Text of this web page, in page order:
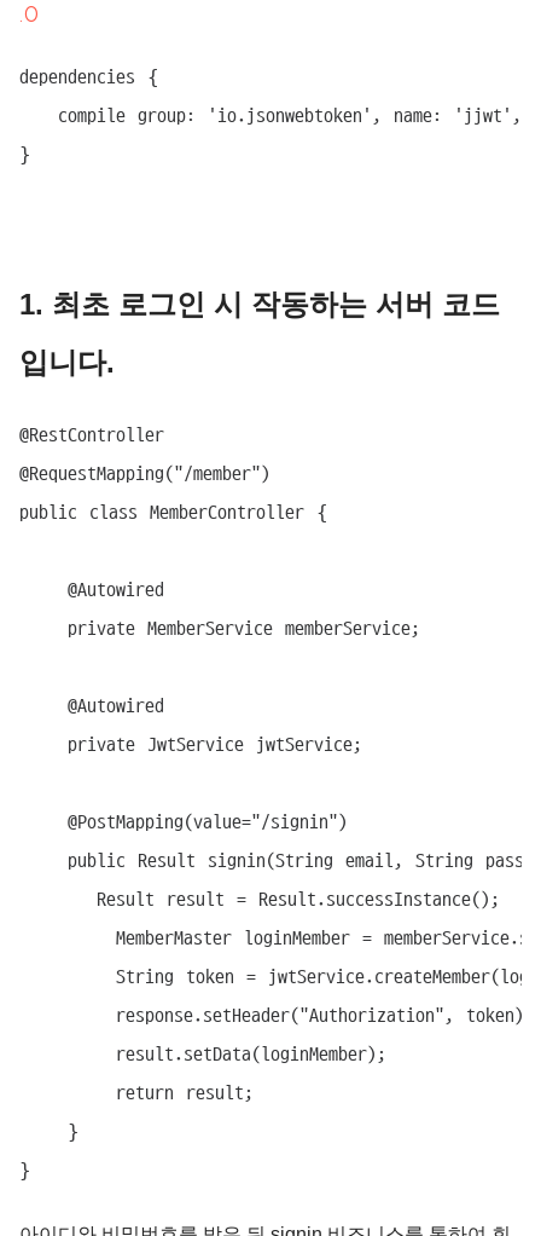
.0
dependencies {
1. 최초 로그인 시 작동하는 서버 코드
입니다.
@RestController
@RequestMapping("/member")
public class MemberController {
    @Autowired
    private MemberService memberService;
    @Autowired
    private JwtService jwtService;
    @PostMapping(value="/signin")
public Result signin(String email, String
MemberMaster loginMember =
String token =
        response.setHeader("Authorization", token);
        result.setData(loginMember);
        return result;
    }
}